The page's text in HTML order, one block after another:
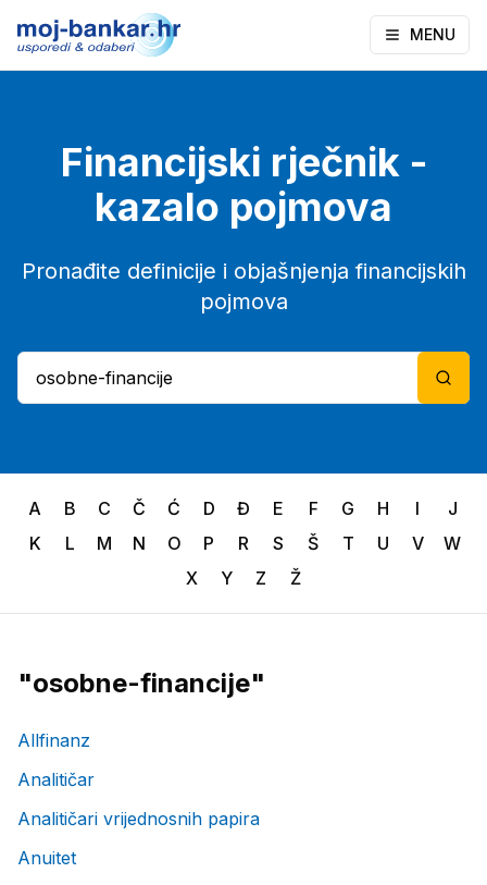
MENU
Financijski rječnik -
kazalo pojmova
Pronađite definicije i objašnjenja financijskih
pojmova
A B C Č Ć D Đ E F G H I
J
K
L M N O P R S Š T U V
W
X
Y Z Ž
"osobne-financije"
Allfinanz
Analitičar
Analitičari vrijednosnih papira
Anuitet